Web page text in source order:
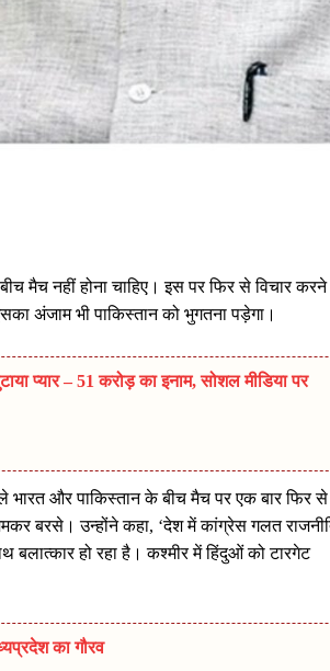
मैच नहीं होना चाहिए। इस पर फिर से विचार करने
अंजाम भी पाकिस्तान को भुगतना पड़ेगा।
प्यार – 51 करोड़ का इनाम, सोशल मीडिया पर
भारत और पाकिस्तान के बीच मैच पर एक बार फिर से
बरसे। उन्होंने कहा, ‘देश में कांग्रेस गलत
बलात्कार हो रहा है। कश्मीर में हिंदुओं को टारगेट
का गौरव